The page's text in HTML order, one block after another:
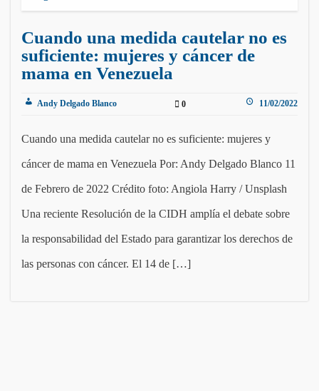
Cuando una medida cautelar no es
suficiente: mujeres y cáncer de
mama en Venezuela
Andy Delgado Blanco 0 11/02/2022
Cuando una medida cautelar no es suficiente: mujeres y
cáncer de mama en Venezuela Por: Andy Delgado Blanco 11
de Febrero de 2022 Crédito foto: Angiola Harry / Unsplash
Una reciente Resolución de la CIDH amplía el debate sobre
la responsabilidad del Estado para garantizar los derechos de
las personas con cáncer. El 14 de […]